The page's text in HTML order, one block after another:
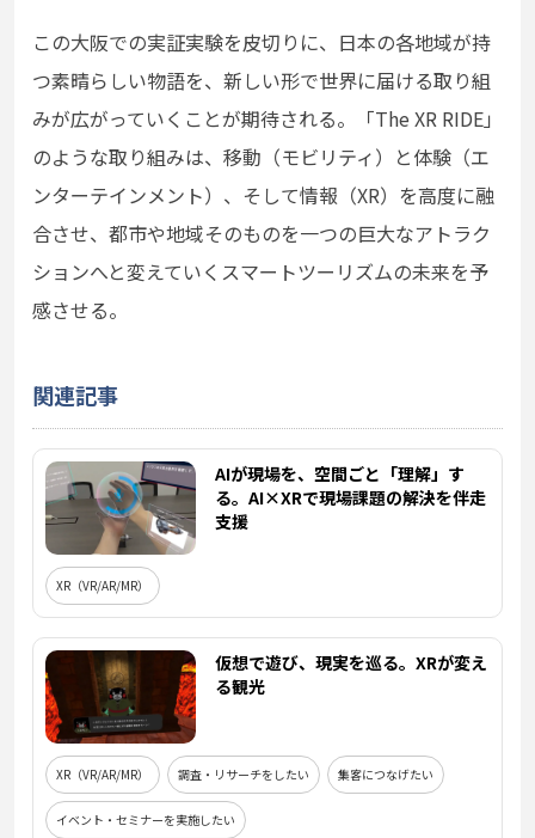
この大阪での実証実験を皮切りに、日本の各地域が持
つ素晴らしい物語を、新しい形で世界に届ける取り組
みが広がっていくことが期待される。「The XR RIDE」
のような取り組みは、移動（モビリティ）と体験（エ
ンターテインメント）、そして情報（XR）を高度に融
合させ、都市や地域そのものを一つの巨大なアトラク
ションへと変えていくスマートツーリズムの未来を予
感させる。
関連記事
AIが現場を、空間ごと「理解」す
る。AI×XRで現場課題の解決を伴走
支援
XR（VR/AR/MR）
仮想で遊び、現実を巡る。XRが変え
る観光
XR（VR/AR/MR） 調査・リサーチをしたい 集客につなげたい
イベント・セミナーを実施したい